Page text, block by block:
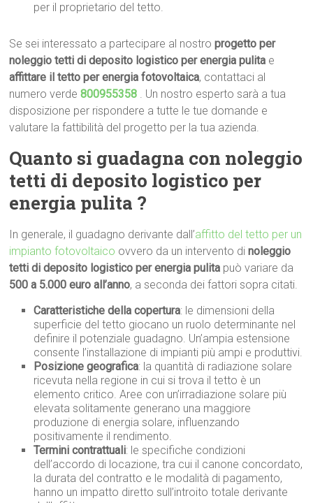
per il proprietario del tetto.
Se sei interessato a partecipare al nostroprogetto per
noleggio tetti di deposito logistico per energia pulita e
affittare il tetto per energia fotovoltaica, contattaci al
numero verde800955358 . Un nostro esperto sarà a tua
disposizione per rispondere a tutte le tue domande e
valutare la fattibilità del progetto per la tua azienda.
Quanto si guadagna con noleggio
tetti di deposito logistico per
energia pulita ?
In generale, il guadagno derivante dall’affitto del tetto per un
impianto fotovoltaico ovvero da un intervento dinoleggio
tetti di deposito logistico per energia pulita può variare da
500 a 5.000 euro all’anno, a seconda dei fattori sopra citati.
Caratteristiche della copertura: le dimensioni della
superficie del tetto giocano un ruolo determinante nel
definire il potenziale guadagno. Un’ampia estensione
consente l’installazione di impianti più ampi e produttivi.
Posizione geografica: la quantità di radiazione solare
ricevuta nella regione in cui si trova il tetto è un
elemento critico. Aree con un’irradiazione solare più
elevata solitamente generano una maggiore
produzione di energia solare, influenzando
positivamente il rendimento.
Termini contrattuali: le specifiche condizioni
dell’accordo di locazione, tra cui il canone concordato,
la durata del contratto e le modalità di pagamento,
hanno un impatto diretto sull’introito totale derivante